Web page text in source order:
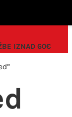
IZNAD 60€